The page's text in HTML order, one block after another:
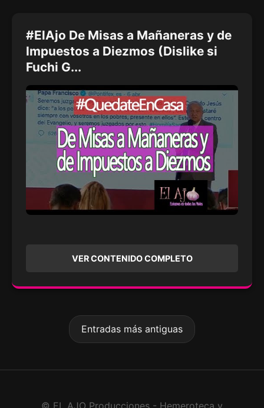
#ElAjo De Misas a Mañaneras y de
Impuestos a Diezmos (Dislike si
Fuchi G...
VER CONTENIDO COMPLETO
Entradas más antiguas